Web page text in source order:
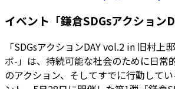
イベント「鎌倉SDGsアクション
「SDGsアクションDAY vol.2 in 旧村上
ボ-」は、持続可能な社会のために日常
のアクション、そしてすでに行動して